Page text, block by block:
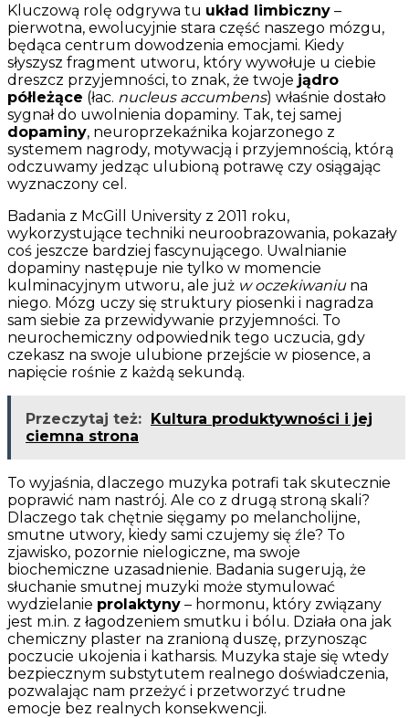
Kluczową rolę odgrywa tu układ limbiczny –
pierwotna, ewolucyjnie stara część naszego mózgu,
będąca centrum dowodzenia emocjami. Kiedy
słyszysz fragment utworu, który wywołuje u ciebie
dreszcz przyjemności, to znak, że twoje jądro
półleżące (łac. nucleus accumbens) właśnie dostało
sygnał do uwolnienia dopaminy. Tak, tej samej
dopaminy, neuroprzekaźnika kojarzonego z
systemem nagrody, motywacją i przyjemnością, którą
odczuwamy jedząc ulubioną potrawę czy osiągając
wyznaczony cel.
Badania z McGill University z 2011 roku,
wykorzystujące techniki neuroobrazowania, pokazały
coś jeszcze bardziej fascynującego. Uwalnianie
dopaminy następuje nie tylko w momencie
kulminacyjnym utworu, ale już w oczekiwaniu na
niego. Mózg uczy się struktury piosenki i nagradza
sam siebie za przewidywanie przyjemności. To
neurochemiczny odpowiednik tego uczucia, gdy
czekasz na swoje ulubione przejście w piosence, a
napięcie rośnie z każdą sekundą.
Przeczytaj też: Kultura produktywności i jej
ciemna strona
To wyjaśnia, dlaczego muzyka potrafi tak skutecznie
poprawić nam nastrój. Ale co z drugą stroną skali?
Dlaczego tak chętnie sięgamy po melancholijne,
smutne utwory, kiedy sami czujemy się źle? To
zjawisko, pozornie nielogiczne, ma swoje
biochemiczne uzasadnienie. Badania sugerują, że
słuchanie smutnej muzyki może stymulować
wydzielanie prolaktyny – hormonu, który związany
jest m.in. z łagodzeniem smutku i bólu. Działa ona jak
chemiczny plaster na zranioną duszę, przynosząc
poczucie ukojenia i katharsis. Muzyka staje się wtedy
bezpiecznym substytutem realnego doświadczenia,
pozwalając nam przeżyć i przetworzyć trudne
emocje bez realnych konsekwencji.